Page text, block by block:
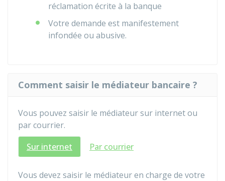
réclamation écrite à la banque
Votre demande est manifestement
infondée ou abusive.
Comment saisir le médiateur bancaire ?
Vous pouvez saisir le médiateur sur internet ou
par courrier.
Sur internet
Par courrier
Vous devez saisir le médiateur en charge de votre